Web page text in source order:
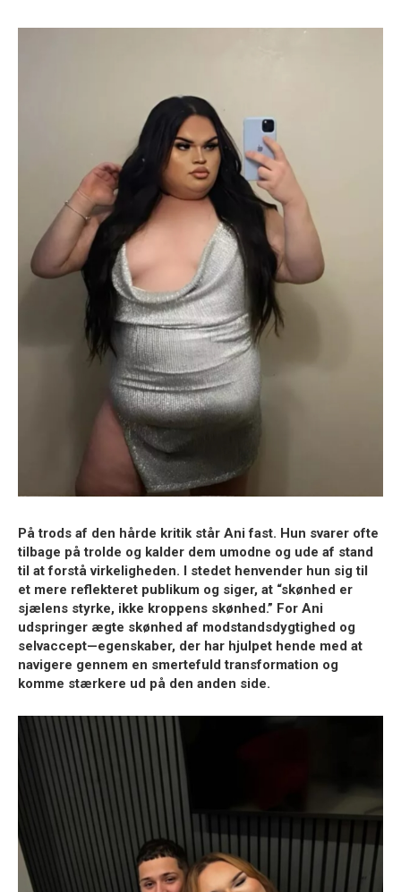
På trods af den hårde kritik står Ani fast. Hun svarer ofte
tilbage på trolde og kalder dem umodne og ude af stand
til at forstå virkeligheden. I stedet henvender hun sig til
et mere reflekteret publikum og siger, at “skønhed er
sjælens styrke, ikke kroppens skønhed.” For Ani
udspringer ægte skønhed af modstandsdygtighed og
selvaccept—egenskaber, der har hjulpet hende med at
navigere gennem en smertefuld transformation og
komme stærkere ud på den anden side.